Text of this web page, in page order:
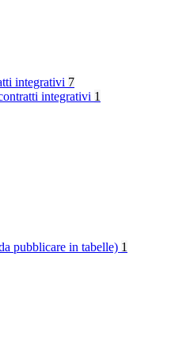
integrativi 7
integrativi 1
pubblicare in tabelle) 1